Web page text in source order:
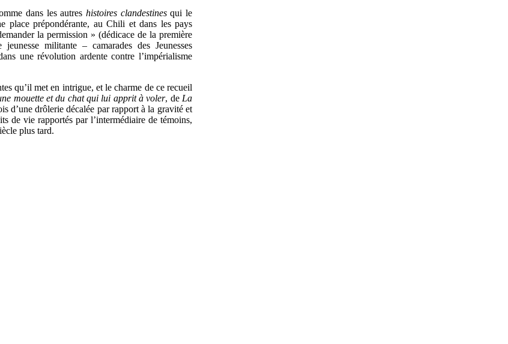
dans les autres histoires clandestinesqui le
place prépondérante, au Chili et dans les pays
la permission » (dédicace de la première
jeunesse militante – camarades des Jeunesses
une révolution ardente contre l’impérialisme
qu’il met en intrigue, et le charme de ce recueil
mouette et du chat qui lui apprit à voler, de La
d’une drôlerie décalée par rapport à la gravité et
de vie rapportés par l’intermédiaire de témoins,
plus tard.